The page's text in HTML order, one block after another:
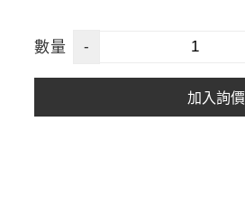
數量 -
加入詢價